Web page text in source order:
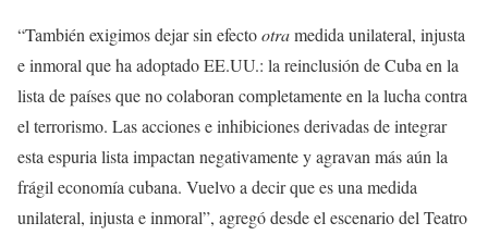
“También exigimos dejar sin efectootramedida unilateral, injusta
e inmoral que ha adoptado EE.UU.: la reinclusión de Cuba en la
lista de países que no colaboran completamente en la lucha contra
el terrorismo. Las acciones e inhibiciones derivadas de integrar
esta espuria lista impactan negativamente y agravan más aún la
frágil economía cubana. Vuelvo a decir que es una medida
unilateral, injusta e inmoral”, agregó desde el escenario del Teatro